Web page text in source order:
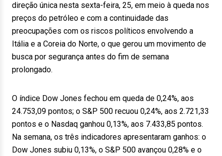
direção única nesta sexta-feira, 25, em meio à queda nos
preços do petróleo e com a continuidade das
preocupações com os riscos políticos envolvendo a
Itália e a Coreia do Norte, o que gerou um movimento de
busca por segurança antes do fim de semana
prolongado.
O índice Dow Jones fechou em queda de 0,24%, aos
24.753,09 pontos; o S&P 500 recuou 0,24%, aos 2.721,33
pontos e o Nasdaq ganhou 0,13%, aos 7.433,85 pontos.
Na semana, os três indicadores apresentaram ganhos: o
Dow Jones subiu 0,13%, o S&P 500 avançou 0,28% e o